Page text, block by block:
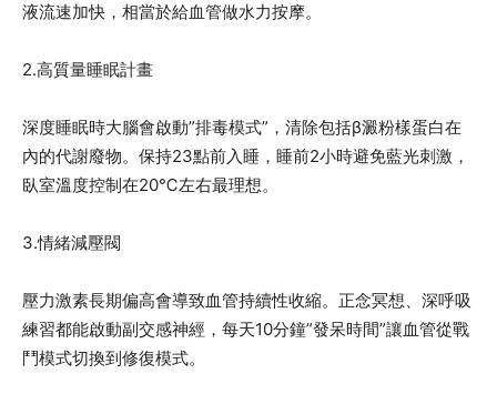
液流速加快，相當於給血管做水力按摩。
2.高質量睡眠計畫
深度睡眠時大腦會啟動”排毒模式”，清除包括β澱粉樣蛋白在
內的代謝廢物。保持23點前入睡，睡前2小時避免藍光刺激，
臥室溫度控制在20℃左右最理想。
3.情緒減壓閥
壓力激素長期偏高會導致血管持續性收縮。正念冥想、深呼吸
練習都能啟動副交感神經，每天10分鐘”發呆時間”讓血管從戰
鬥模式切換到修復模式。